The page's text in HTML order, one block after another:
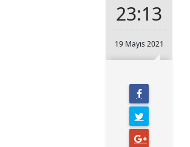
23:13
19 Mayıs 2021